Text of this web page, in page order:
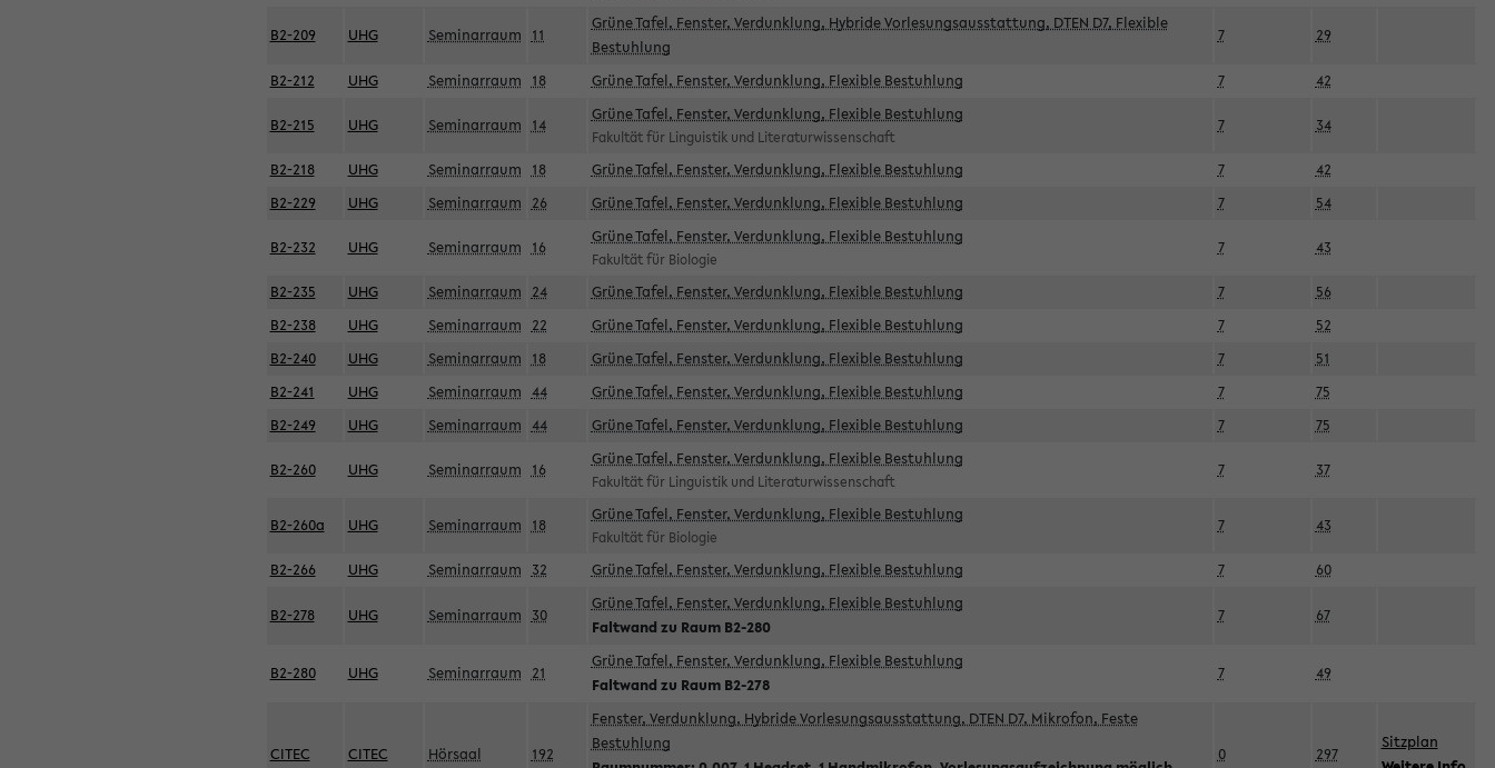
B2-209 UHG Seminarraum 11
Grüne Tafel, Fenster, Verdunklung, Hybride Vorlesungsausstattung, DTEN D7, Flexible
Bestuhlung
7 29
B2-212 UHG Seminarraum 18 Grüne Tafel, Fenster, Verdunklung, Flexible Bestuhlung 7 42
B2-215 UHG Seminarraum 14
Grüne Tafel, Fenster, Verdunklung, Flexible Bestuhlung
Fakultät für Linguistik und Literaturwissenschaft
7 34
B2-218 UHG Seminarraum 18 Grüne Tafel, Fenster, Verdunklung, Flexible Bestuhlung 7
42
B2-229
UHG Seminarraum 26 Grüne Tafel, Fenster, Verdunklung, Flexible Bestuhlung 7 54
B2-232 UHG Seminarraum 16
Grüne Tafel, Fenster, Verdunklung, Flexible Bestuhlung
Fakultät für Biologie
7 43
B2-235 UHG Seminarraum 24 Grüne Tafel, Fenster, Verdunklung, Flexible Bestuhlung 7
56
B2-238
UHG Seminarraum 22 Grüne Tafel, Fenster, Verdunklung, Flexible Bestuhlung 7
52
B2-240
UHG Seminarraum 18 Grüne Tafel, Fenster, Verdunklung, Flexible Bestuhlung 7
51
B2-241
UHG Seminarraum 44 Grüne Tafel, Fenster, Verdunklung, Flexible Bestuhlung 7
75
B2-249
UHG Seminarraum 44 Grüne Tafel, Fenster, Verdunklung, Flexible Bestuhlung 7 75
B2-260 UHG Seminarraum 16
Grüne Tafel, Fenster, Verdunklung, Flexible Bestuhlung
Fakultät für Linguistik und Literaturwissenschaft
7 37
B2-260a UHG Seminarraum 18
Grüne Tafel, Fenster, Verdunklung, Flexible Bestuhlung
Fakultät für Biologie
7 43
B2-266 UHG Seminarraum 32 Grüne Tafel, Fenster, Verdunklung, Flexible Bestuhlung 7 60
B2-278 UHG Seminarraum 30
Grüne Tafel, Fenster, Verdunklung, Flexible Bestuhlung
Faltwand zu Raum B2-280
7 67
B2-280 UHG Seminarraum 21
Grüne Tafel, Fenster, Verdunklung, Flexible Bestuhlung
Faltwand zu Raum B2-278
7 49
CITEC CITEC Hörsaal 192
Fenster, Verdunklung, Hybride Vorlesungsausstattung, DTEN D7, Mikrofon, Feste
Bestuhlung
0 297
Sitzplan